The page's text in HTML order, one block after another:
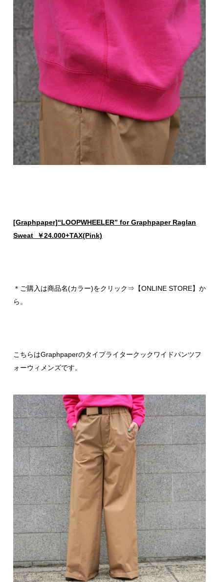
[Graphpaper]“LOOPWHEELER” for Graphpaper Raglan
Sweat ￥24.000+TAX(Pink)
＊ご購入は商品名(カラー)をクリック⇒【ONLINE STORE】か
ら。
こちらはGraphpaperのタイプライタークックワイドパンツフ
ォーウィメンズです。